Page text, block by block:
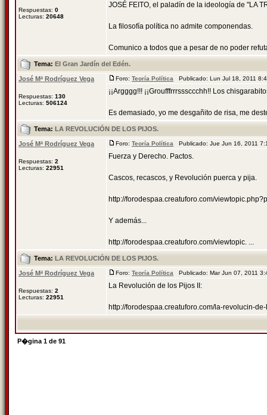
Respuestas: 0
Lecturas: 20648
JOSÉ FEITO, el paladín de la ideología de "LA
La filosofía política no admite componendas.
Comunico a todos que a pesar de no poder
Tema: El Gran Jardín del Edén.
José Mª Rodríguez Vega
Respuestas: 130
Lecturas: 506124
Foro: Teoría Política Publicado: Lun Jul 18, 2011
¡¡Argggg!!! ¡¡Groufffrrrsssccchh!! Los
Es demasiado, yo me desgañito de risa, me
Tema: LA REVOLUCIÓN DE LOS PIJOS.
José Mª Rodríguez Vega
Respuestas: 2
Lecturas: 22951
Foro: Teoría Política Publicado: Jue Jun 16, 2011
Fuerza y Derecho. Pactos.
Cascos, recascos, y Revolución puerca y pija.
http://forodespaa.creatuforo.com/
Y además...
http://forodespaa.creatuforo.com/viewtopic. ...
Tema: LA REVOLUCIÓN DE LOS PIJOS.
José Mª Rodríguez Vega
Respuestas: 2
Lecturas: 22951
Foro: Teoría Política Publicado: Mar Jun 07, 2011
La Revolución de los Pijos II:
http://forodespaa.creatuforo.com/la-revolucin-
P�gina 1 de 91